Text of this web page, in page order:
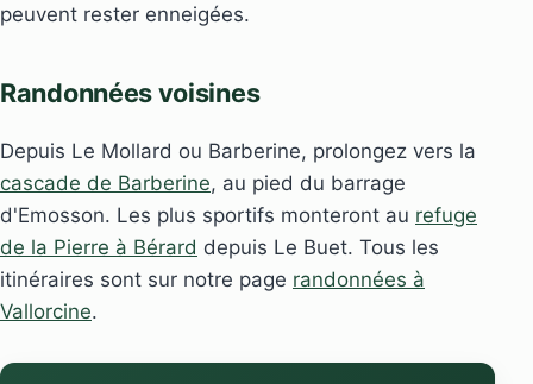
peuvent rester enneigées.
Randonnées voisines
Depuis Le Mollard ou Barberine, prolongez vers la
cascade de Barberine, au pied du barrage
d'Emosson. Les plus sportifs monteront au refuge
de la Pierre à Bérard depuis Le Buet. Tous les
itinéraires sont sur notre page randonnées à
Vallorcine.